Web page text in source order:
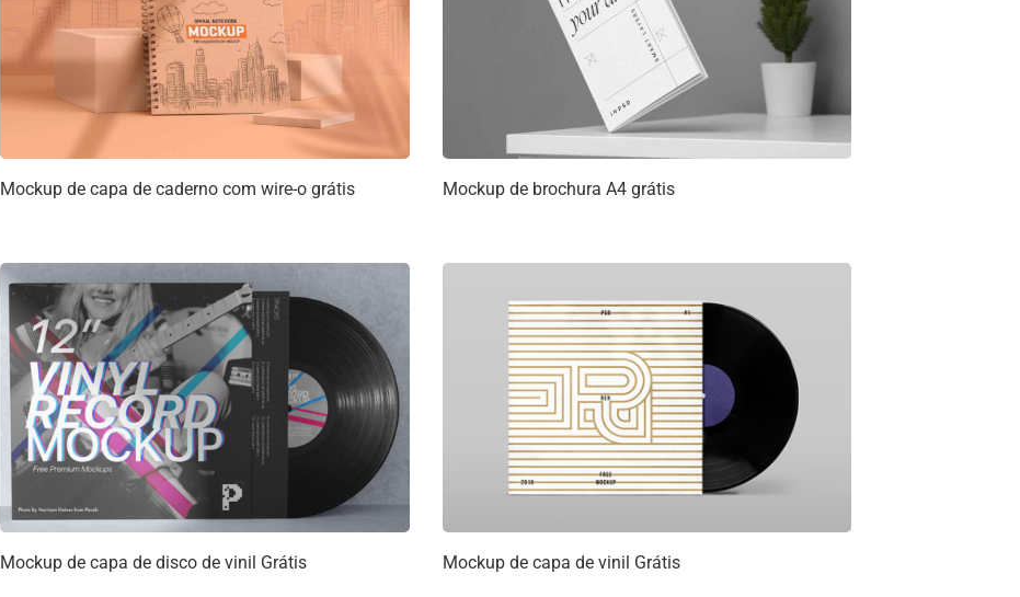
Mockup de capa de caderno com wire-o grátis Mockup de brochura A4 grátis
Mockup de capa de disco de vinil Grátis Mockup de capa de vinil Grátis